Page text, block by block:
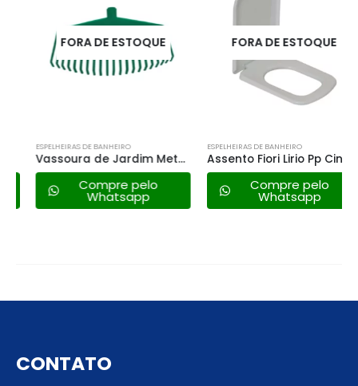
FORA DE ESTOQUE
ESPELHEIRAS DE BANHEIRO
Vassoura de Jardim Metasul – 21 Dentes
Compre pelo
Whatsapp
FORA DE ESTOQUE
ESPELHEIRAS DE BANHEIRO
Assento Fiori Lirio Pp Cinza Claro
Compre pelo
Whatsapp
CONTATO